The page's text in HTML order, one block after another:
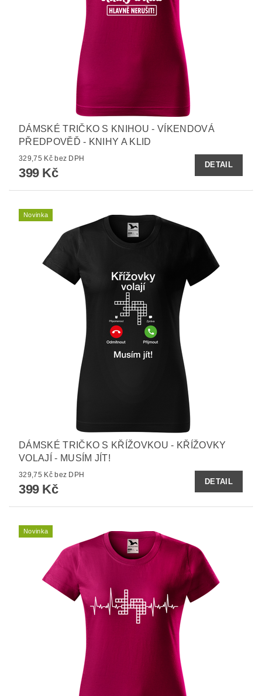
DÁMSKÉ TRIČKO S KNIHOU - VÍKENDOVÁ
PŘEDPOVĚĎ - KNIHY A KLID
329,75 Kč bez DPH
399 Kč
DETAIL
Novinka
DÁMSKÉ TRIČKO S KŘÍŽOVKOU - KŘÍŽOVKY
VOLAJÍ - MUSÍM JÍT!
329,75 Kč bez DPH
399 Kč
DETAIL
Novinka